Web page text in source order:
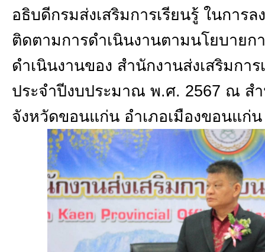
อธิบดีกรมส่งเสริมการเรียนรู้ ในการ
ติดตามการดำเนินงานตามนโยบายก
ดำเนินงานของ สำนักงานส่งเสริมกา
ประจำปีงบประมาณ พ.ศ. 2567 ณ สำ
จังหวัดขอนแก่น อำเภอเมืองขอนแก่